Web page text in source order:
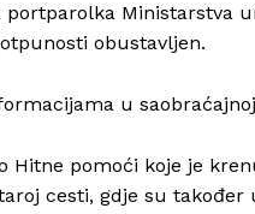
portparolka Ministarstva
obustavljen.
u
Hitne pomoći koje je
cesti, gdje su